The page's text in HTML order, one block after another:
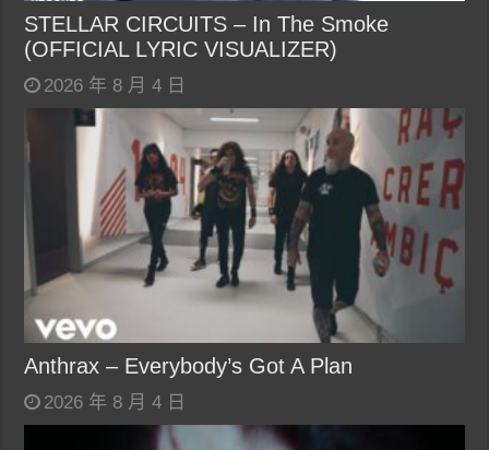
STELLAR CIRCUITS – In The Smoke
(OFFICIAL LYRIC VISUALIZER)
2026 年 8 月 4 日
Anthrax – Everybody’s Got A Plan
2026 年 8 月 4 日